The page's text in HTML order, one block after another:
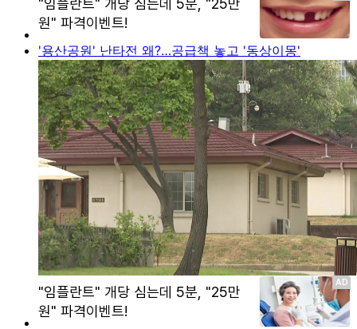
'용산공원' 난타전 왜?…공급책 놓고 '동상이몽'